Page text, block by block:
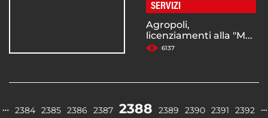
SERVIZI
Agropoli,
licenziamenti alla "M...
6137
… 2384 2385 2386 2387 2388 2389 2390 2391 2392 …